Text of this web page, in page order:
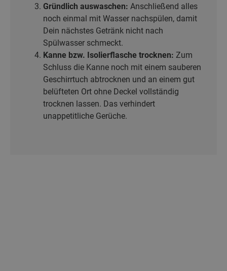
Gründlich auswaschen: Anschließend alles
noch einmal mit Wasser nachspülen, damit
Dein nächstes Getränk nicht nach
Spülwasser schmeckt.
Kanne bzw. Isolierflasche trocknen: Zum
Schluss die Kanne noch mit einem sauberen
Geschirrtuch abtrocknen und an einem gut
belüfteten Ort ohne Deckel vollständig
trocknen lassen. Das verhindert
unappetitliche Gerüche.